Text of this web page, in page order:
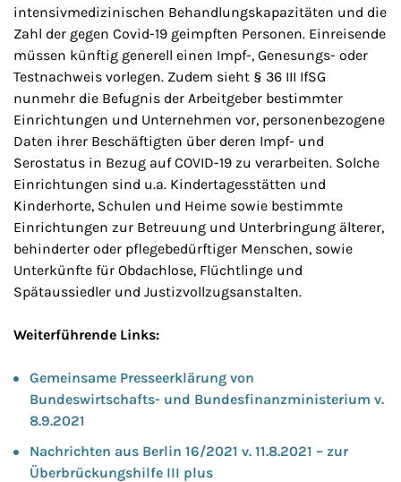
intensivmedizinischen Behandlungskapazitäten und die
Zahl der gegen Covid-19 geimpften Personen. Einreisende
müssen künftig generell einen Impf-, Genesungs- oder
Testnachweis vorlegen. Zudem sieht § 36 III IfSG
nunmehr die Befugnis der Arbeitgeber bestimmter
Einrichtungen und Unternehmen vor, personenbezogene
Daten ihrer Beschäftigten über deren Impf- und
Serostatus in Bezug auf COVID-19 zu verarbeiten. Solche
Einrichtungen sind u.a. Kindertagesstätten und
Kinderhorte, Schulen und Heime sowie bestimmte
Einrichtungen zur Betreuung und Unterbringung älterer,
behinderter oder pflegebedürftiger Menschen, sowie
Unterkünfte für Obdachlose, Flüchtlinge und
Spätaussiedler und Justizvollzugsanstalten.
Weiterführende Links:
Gemeinsame Presseerklärung von
Bundeswirtschafts- und Bundesfinanzministerium v.
8.9.2021
Nachrichten aus Berlin 16/2021 v. 11.8.2021 – zur
Überbrückungshilfe III plus